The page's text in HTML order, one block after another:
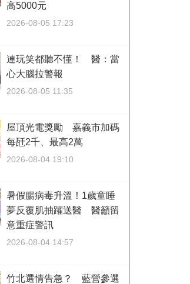
高5000元
2026-08-05 17:23
連玩笑都聽不懂！ 醫：當
心大腦拉警報
2026-08-05 11:35
屋頂光電獎勵 嘉義市加碼
每瓩2千、最高2萬
2026-08-04 19:10
暑假腸病毒升溫！1歲童睡
夢反覆肌抽躍送醫 醫籲留
意重症警訊
2026-08-04 14:57
竹北選情告急？ 藍營參選